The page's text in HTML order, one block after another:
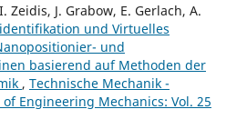
Zeidis, J. Grabow, E. Gerlach, A.
und Virtuelles
und
basierend auf Methoden der
, Technische Mechanik -
Engineering Mechanics: Vol. 25